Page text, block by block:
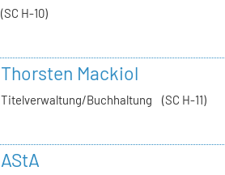
(SC H-10)
Thorsten Mackiol
Titelverwaltung/Buchhaltung (SC H-11)
AStA